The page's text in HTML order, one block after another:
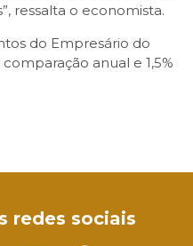
ressalta o economista.
do Empresário do
anual e 1,5%
redes sociais